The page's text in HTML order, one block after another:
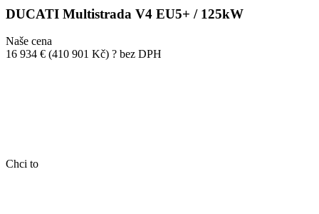
DUCATI Multistrada V4 EU5+ / 125kW
Naše cena
16 934 € (410 901 Kč) ? bez DPH
Chci to